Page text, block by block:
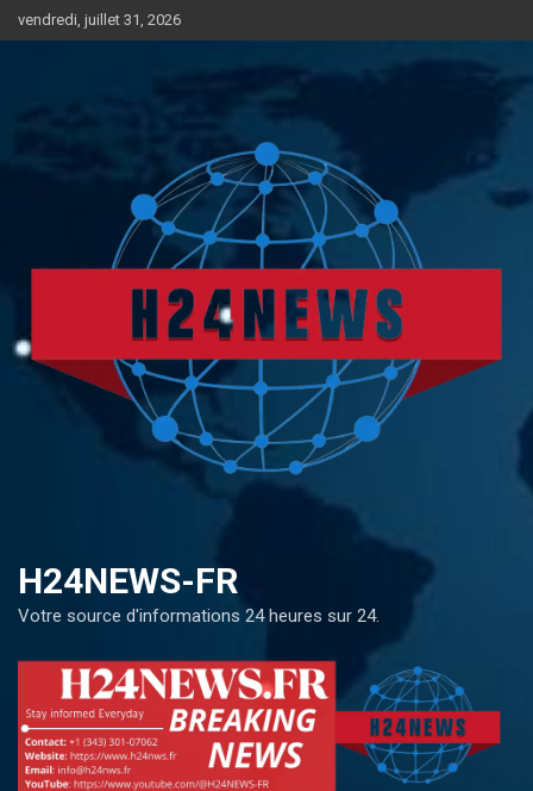
au
vendredi, juillet 31, 2026
H24NEWS-FR
Votre source d'informations 24 heures sur 24.